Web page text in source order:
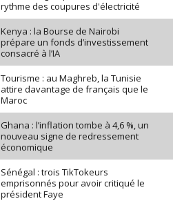
rythme des coupures d'électricité
Kenya : la Bourse de Nairobi
prépare un fonds d’investissement
consacré à l’IA
Tourisme : au Maghreb, la Tunisie
attire davantage de français que le
Maroc
Ghana : l’inflation tombe à 4,6 %, un
nouveau signe de redressement
économique
Sénégal : trois TikTokeurs
emprisonnés pour avoir critiqué le
président Faye